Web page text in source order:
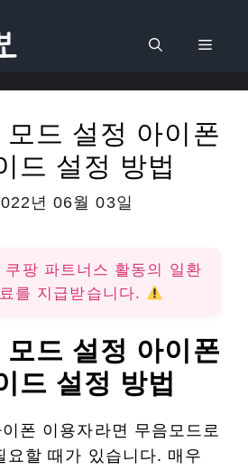
메
드 설정 아이폰
드 설정 방법
년 06월 03일
쿠팡 파트너스 활동의 일환
를 지급받습니다.
드 설정 아이폰
드 설정 방법
폰 이용자라면 무음모드로
요할 때가 있습니다. 매우